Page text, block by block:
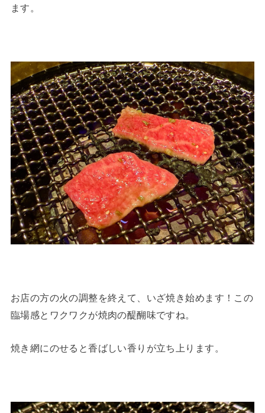
ます。
お店の方の火の調整を終えて、いざ焼き始めます！この
臨場感とワクワクが焼肉の醍醐味ですね。
焼き網にのせると香ばしい香りが立ち上ります。